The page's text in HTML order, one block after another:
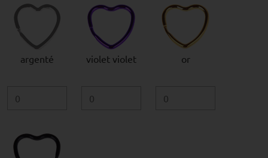
argenté violet violet or